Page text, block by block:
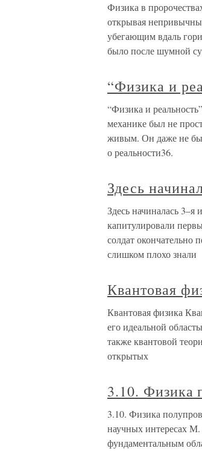
Физика в
открывая
убегающим вдаль
было после шумной
“Физика и
“Физика и
механике был не
живым. Он даже не
о реальности36.
Здесь
Здесь начиналась
капитулировали
солдат окончательно
слишком плохо знали
Квантовая
Квантовая физика
его идеальной
также квантовой
открытых
3.10. Физика
3.10. Физика
научных интересах
фундаментальным